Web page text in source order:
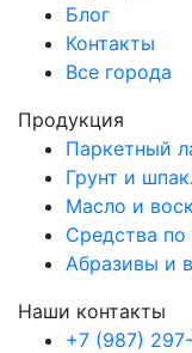
Блог
Контакты
Все города
Продукция
Паркетный
Грунт и
Масло и
Средства по
Абразивы и
Наши контакты
+7 (987)